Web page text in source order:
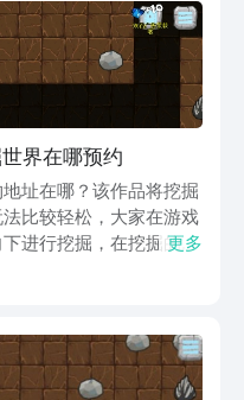
界在哪预约
址在哪？该作品将挖掘
比较轻松，大家在游戏
进行挖掘，在挖掘的时
又休闲，十分适合无聊
更多